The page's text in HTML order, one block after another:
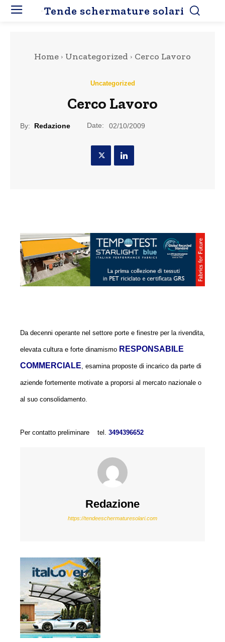
Tende schermature solari
Home Uncategorized Cerco Lavoro
Uncategorized
Cerco Lavoro
By: Redazione Date: 02/10/2009
Da decenni operante nel settore porte e finestre per la rivendita,
elevata cultura e forte dinamismo RESPONSABILE
COMMERCIALE , esamina proposte di incarico da parte di
aziende fortemente motivate a proporsi al mercato nazionale o
al suo consolidamento.
Per contatto preliminare tel. 3494396652
Redazione
https://tendeeschermaturesolari.com